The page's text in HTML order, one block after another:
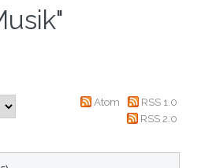
Atom
RSS 1.0
RSS 2.0